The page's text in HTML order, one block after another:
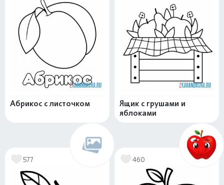
Абрикос с листочком
Ящик с грушами и
яблоками
577 460